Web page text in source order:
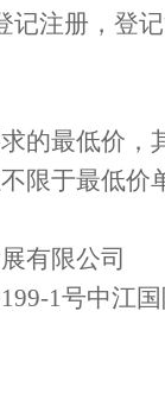
记注册，
的最低价
限于最低价
有限公司
199-1号中江